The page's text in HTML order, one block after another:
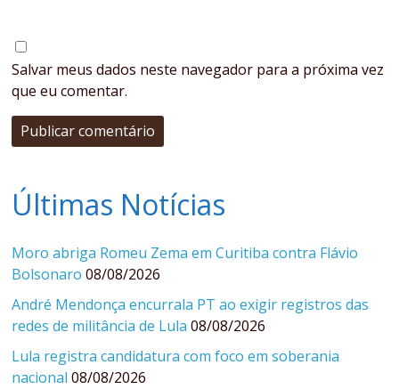
Salvar meus dados neste navegador para a próxima vez
que eu comentar.
Últimas Notícias
Moro abriga Romeu Zema em Curitiba contra Flávio
Bolsonaro 08/08/2026
André Mendonça encurrala PT ao exigir registros das
redes de militância de Lula 08/08/2026
Lula registra candidatura com foco em soberania
nacional 08/08/2026